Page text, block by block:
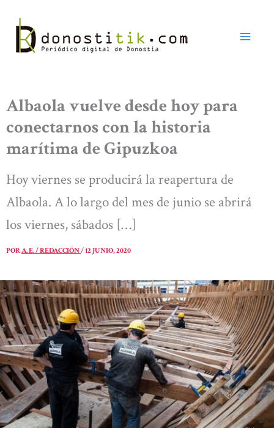
contenido
Albaola vuelve desde hoy para
conectarnos con la historia
marítima de Gipuzkoa
Hoy viernes se producirá la reapertura de
Albaola. A lo largo del mes de junio se abrirá
los viernes, sábados […]
PORA. E. / REDACCIÓN/12 JUNIO, 2020